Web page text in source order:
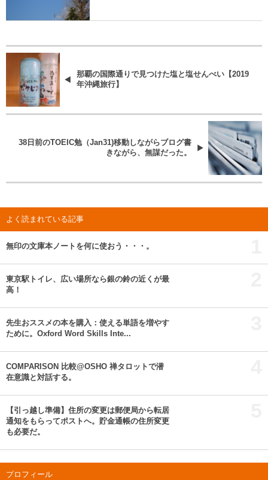
那覇の国際通りで見つけた塩と塩せんべい【2019
年沖縄旅行】
38日前のTOEIC勉（Jan31)移動しながらブログ書
きながら、無謀だった。
よく読まれている記事
無印の文庫本ノートを何に使おう・・・。
東京駅トイレ、広い場所なら銀の鈴の近くが最
高！
先生おススメの本を購入：使える単語を増やす
ために。Oxford Word Skills Inte...
COMPARISON 比較@OSHO 禅タロットで潜
在意識と対話する。
【引っ越し準備】住所の変更は郵便局から転居
通知をもらってポストへ。貯金通帳の住所変更
も必要だ。
プロフィール